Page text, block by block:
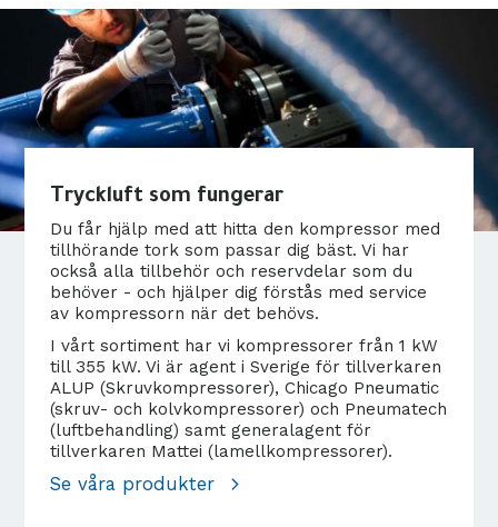
Tryckluft som fungerar
Du får hjälp med att hitta den kompressor med
tillhörande tork som passar dig bäst. Vi har
också alla tillbehör och reservdelar som du
behöver - och hjälper dig förstås med service
av kompressorn när det behövs.
I vårt sortiment har vi kompressorer från 1 kW
till 355 kW. Vi är agent i Sverige för tillverkaren
ALUP (Skruvkompressorer), Chicago Pneumatic
(skruv- och kolvkompressorer) och Pneumatech
(luftbehandling) samt generalagent för
tillverkaren Mattei (lamellkompressorer).
Se våra produkter